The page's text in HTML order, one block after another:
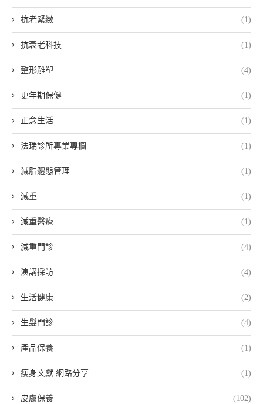
抗老緊緻 (1)
抗衰老科技 (1)
整形雕塑 (4)
更年期保健 (1)
正念生活 (1)
法瑞診所專業專欄 (1)
減脂體態管理 (1)
減重 (1)
減重醫療 (1)
減重門診 (4)
演講採訪 (4)
生活健康 (2)
生髮門診 (4)
產品保養 (1)
瘦身文獻 網路分享 (1)
皮膚保養 (102)